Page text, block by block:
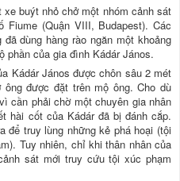
buýt nhỏ chở một nhóm cảnh sát
(Quận VIII, Budapest). Các
dùng hàng rào ngăn một khoảng
phần của gia đình Kádár János.
Kádár János được chôn sâu 2 mét
được đặt trên mộ ông. Cho dù
cần phải chờ một chuyên gia nhân
hài cốt của Kádár đã bị đánh cắp.
để truy lùng những kẻ phá hoại (tội
Tuy nhiên, chỉ khi thân nhân của
sát mới truy cứu tội xúc phạm